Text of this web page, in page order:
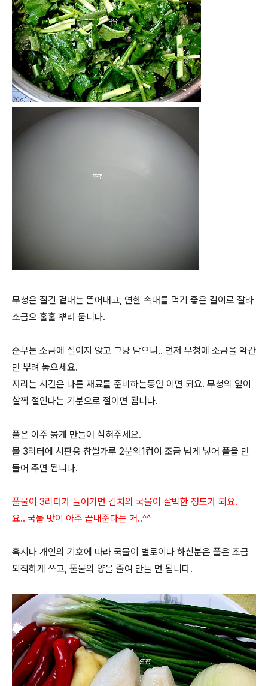
무청은 질긴 겉대는 뜯어내고, 연한 속대를 먹기 좋은 길이로 잘라
소금으 훌훌 뿌려 둡니다.
순무는 소금에 절이지 않고 그냥 담으니.. 먼저 무청에 소금을 약간
만 뿌려 놓으세요.
저리는 시간은 다른 재료를 준비하는동안 이면 되요. 무청의 잎이
살짝 절인다는 기분으로 절이면 됩니다.
풀은 아주 묽게 만들어 식혀주세요.
물 3리터에 시판용 찹쌀가루 2분의1컵이 조금 넘게 넣어 풀을 만
들어 주면 됩니다.
풀물이 3리터가 들어가면 김치의 국물이 잘박한 정도가 되요.
요.. 국물 맛이 아주 끝내준다는 거..^^
혹시나 개인의 기호에 따라 국물이 별로이다 하신분은 풀은 조금
되직하게 쓰고, 풀물의 양을 줄여 만들 면 됩니다.